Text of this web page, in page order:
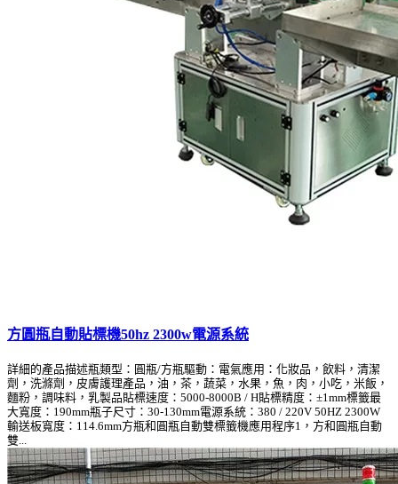
方圓瓶自動貼標機50hz 2300w電源系統
詳細的產品描述瓶類型：圓瓶/方瓶驅動：電氣應用：化妝品，飲料，清潔
劑，洗滌劑，皮膚護理產品，油，茶，蔬菜，水果，魚，肉，小吃，米飯，
麵粉，調味料，乳製品貼標速度：5000-8000B / H貼標精度：±1mm標籤最
大寬度：190mm瓶子尺寸：30-130mm電源系統：380 / 220V 50HZ 2300W
輸送板寬度：114.6mm方瓶和圓瓶自動雙標籤機應用程序1，方和圓瓶自動
雙...